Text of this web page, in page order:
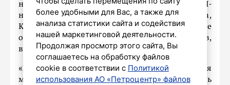
назначение – ударный дрон-камикадзе с ИИ-
наведением. По данным на июль 2025 года,
Киев подписал с компанией соглашение
о производстве различных типов дронов,
включая дальнобойные ударные БПЛА.
«Вокруг «Хорнета» уже сложилась настоящая
мифология. Он максимально дешев, очень
более удобными для Вас, а также для
анализа статистики сайта и содействия
нашей маркетинговой деятельности.
Продолжая просмотр этого сайта, Вы
соглашаетесь на обработку файлов
cookie в соответствии с Политикой
использования АО «Петроцентр» файлов